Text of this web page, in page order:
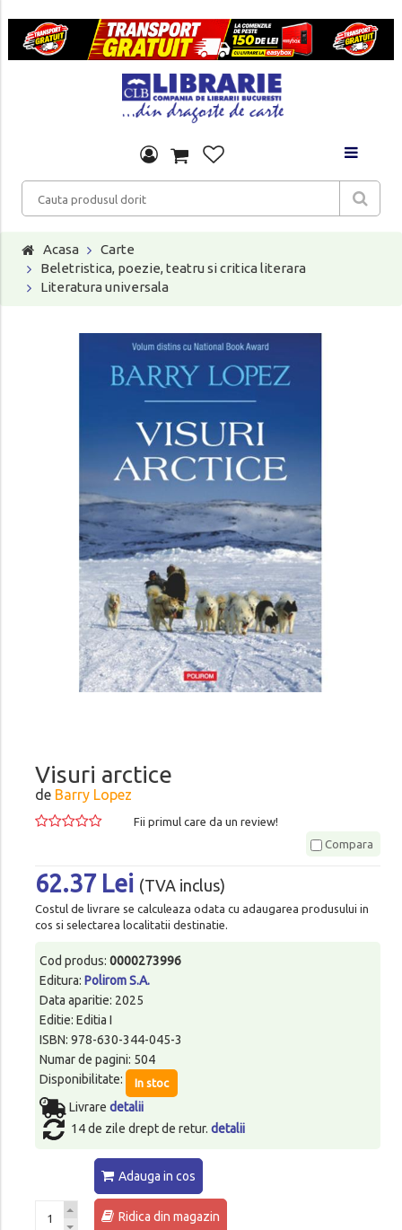
Acasa
Carte
Beletristica, poezie, teatru si critica literara
Literatura universala
Visuri arctice
de Barry Lopez
Fii primul care da un review!
Compara
62.37 Lei (TVA inclus)
Costul de livrare se calculeaza odata cu adaugarea produsului in
cos si selectarea localitatii destinatie.
Cod produs: 0000273996
Editura: Polirom S.A.
Data aparitie: 2025
Editie: Editia I
ISBN: 978-630-344-045-3
Numar de pagini: 504
Disponibilitate:
In stoc
Livrare detalii
14 de zile drept de retur. detalii
Adauga in cos
Ridica din magazin